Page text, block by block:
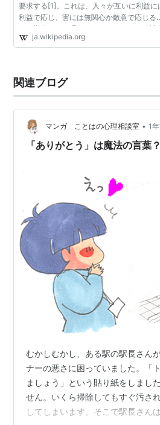
要求する[1]。これは、人々が互いに利益に
利益で応じ、害には無関心か敵意で応じる
いう期待として理解することができる。社会
規範としての返報性は、社会生活の異なる領
ja.wikipedia.org
関連ブログ
マンガ ことはの心理相談室 • 1
「ありがとう」は魔法の言葉？
むかしむかし、ある駅の駅長さん
ナーの悪さに困っていました。「
ましょう」という貼り紙をしまし
せん。いくら掃除してもすぐ汚さ
してしまいます。そこで駅長さん